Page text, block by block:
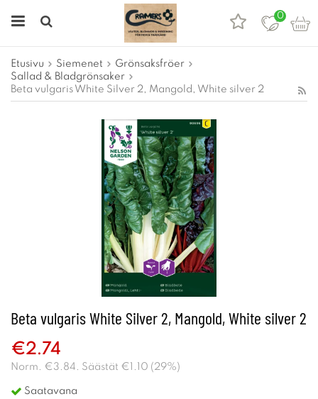
0
Etusivu Siemenet
Grönsaksfröer
Sallad & Bladgrönsaker
Beta vulgaris White Silver 2, Mangold, White silver 2
Beta vulgaris White Silver 2, Mangold, White silver 2
€2.74
Norm. €3.84 . Säästät €1.10 ( 29%)
Saatavana